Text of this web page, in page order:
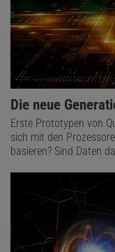
Die neue
Erste Prototypen von
sich mit den
basieren? Sind Daten